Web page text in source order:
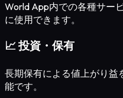
World App内での各種サー
に使用できます。
📈 投資・保有
長期保有による値上がり益
能です。